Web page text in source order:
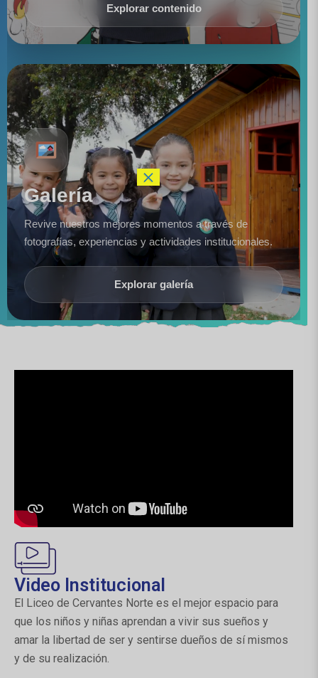
Explorar contenido
Galería
Revive nuestros mejores momentos a través de
fotografías, experiencias y actividades institucionales.
Explorar galería
Video Institucional
El Liceo de Cervantes Norte es el mejor espacio para
que los niños y niñas aprendan a vivir sus sueños y
amar la libertad de ser y sentirse dueños de sí mismos
y de su realización.
×